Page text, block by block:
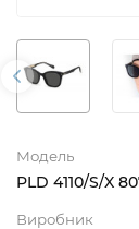
Модель
PLD 4110/S/X
Виробник